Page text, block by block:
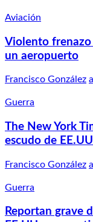
Aviación
Violento frenazo
un aeropuerto
Francisco González
Guerra
The New York
escudo de
Francisco González
Guerra
Reportan grave